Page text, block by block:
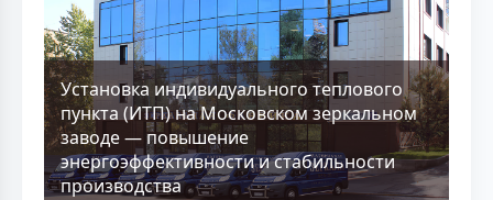
Установка индивидуального теплового
пункта (ИТП) на Московском зеркальном
заводе — повышение
энергоэффективности и стабильности
производства